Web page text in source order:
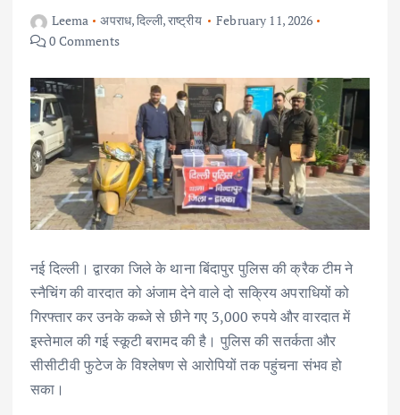
Leema अपराध,दिल्ली,राष्ट्रीय
February 11, 2026
0 Comments
नई दिल्ली। द्वारका जिले के थाना बिंदापुर पुलिस की क्रैक टीम ने
स्नैचिंग की वारदात को अंजाम देने वाले दो सक्रिय अपराधियों को
गिरफ्तार कर उनके कब्जे से छीने गए 3,000 रुपये और वारदात में
इस्तेमाल की गई स्कूटी बरामद की है। पुलिस की सतर्कता और
सीसीटीवी फुटेज के विश्लेषण से आरोपियों तक पहुंचना संभव हो
सका।